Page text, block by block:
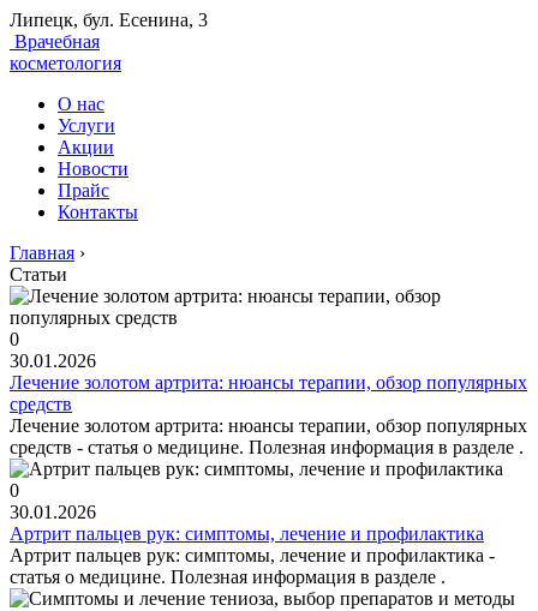
Липецк, бул. Есенина, 3
Врачебная
косметология
О нас
Услуги
Акции
Новости
Прайс
Контакты
Главная ›
Статьи
0
30.01.2026
Лечение золотом артрита: нюансы терапии, обзор популярных
средств
Лечение золотом артрита: нюансы терапии, обзор популярных
средств - статья о медицине. Полезная информация в разделе .
0
30.01.2026
Артрит пальцев рук: симптомы, лечение и профилактика
Артрит пальцев рук: симптомы, лечение и профилактика -
статья о медицине. Полезная информация в разделе .